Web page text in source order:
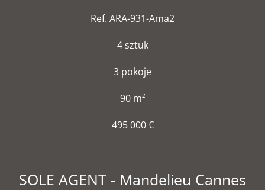
Ref. ARA-931-Ama2
4 sztuk
3 pokoje
90 m²
495 000 €
SOLE AGENT - Mandelieu Cannes